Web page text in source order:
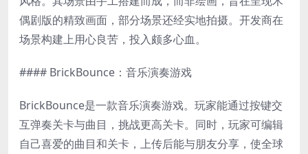
偶剧版的精致画面，部分场景还经实地拍摄。开发商在
场景构建上用心良苦，投入颇多心血。
#### BrickBounce：音乐演奏游戏
BrickBounce是一款音乐演奏游戏。玩家能通过按键交
互弹奏关卡与曲目，挑战更高关卡。同时，玩家可编辑
自己喜爱的曲目和关卡，上传后能与朋友分享，使全球